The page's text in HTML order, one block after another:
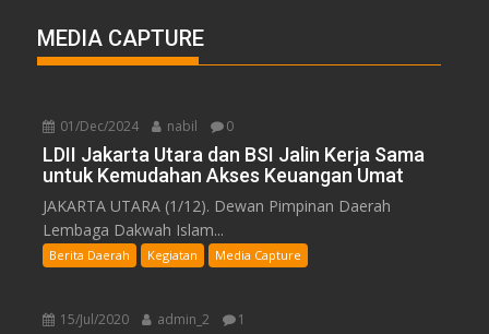
MEDIA CAPTURE
01/Dec/2024 nabil 0
LDII Jakarta Utara dan BSI Jalin Kerja Sama
untuk Kemudahan Akses Keuangan Umat
JAKARTA UTARA (1/12). Dewan Pimpinan Daerah
Lembaga Dakwah Islam...
Berita Daerah Kegiatan Media Capture
15/Jul/2020 admin_2 1